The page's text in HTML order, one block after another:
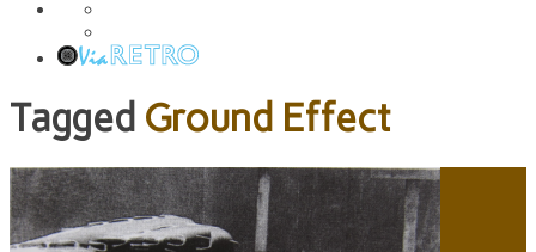
Tagged Ground Effect